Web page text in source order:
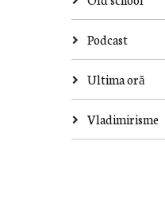
Podcast
Ultima oră
Vladimirisme